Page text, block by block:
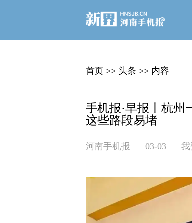
首页 >> 头条 >> 内容
手机报·早报丨杭州
这些路段易堵
河南手机报 03-03 我